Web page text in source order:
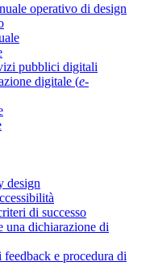
operativo di design
pubblici digitali
digitale (e-
design
di successo
una dichiarazione di
e procedura di